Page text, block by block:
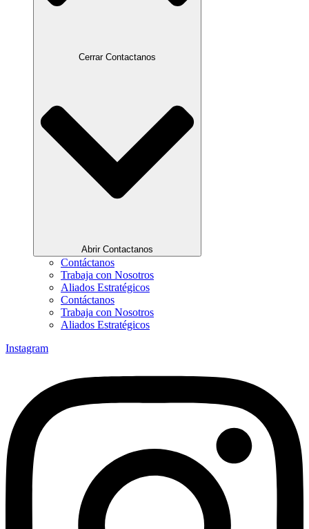
Cerrar Contactanos
Abrir Contactanos
Contáctanos
Trabaja con Nosotros
Aliados Estratégicos
Contáctanos
Trabaja con Nosotros
Aliados Estratégicos
Instagram